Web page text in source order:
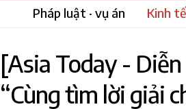
Pháp luật · vụ án Kinh tế
[Asia Today -
“Cùng tìm lời giải